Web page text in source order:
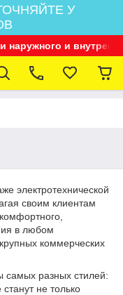
У
наружного и
электротехнической
своим клиентам
в любом
коммерческих
самых разных стилей:
не только